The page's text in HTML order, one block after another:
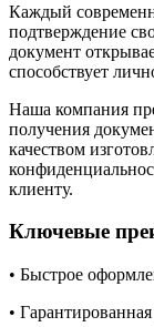
Каждый
подтверждение
документ
способствует
Наша компания
получения
качеством
клиенту.
Ключевые
• Быстрое
•